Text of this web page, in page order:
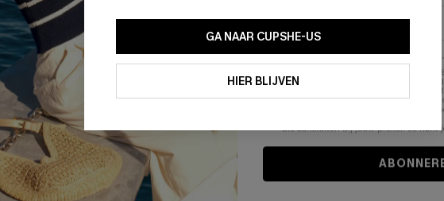
Abstracte bikini set met strandvuur
37,00 €
Everlasting Summer Blauw
één stuk
GA NAAR CUPSHE-US
HIER BLIJVEN
Door je contactgegevens in te vullen
Algemene
stemt er tevens mee in om herhaalde
en gepersonaliseerde
winkelwagen) en e-mails van Cupshe
niet vereist voor een aankoop. We
informatie gebruiken om producten
die aansluiten bij jouw profiel. Je kunt